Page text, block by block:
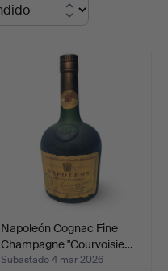
Napoleón Cognac Fine
Champagne "Courvoisie…
Subastado 4 mar 2026